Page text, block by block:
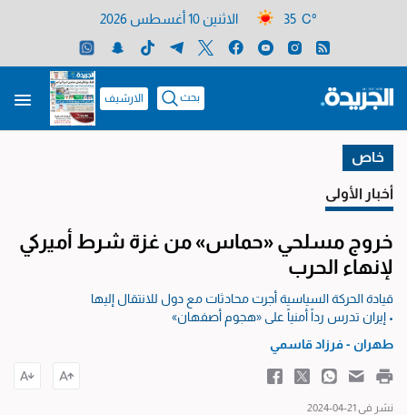
35 C° الاثنين 10 أغسطس 2026
بحث الارشيف
خاص
أخبار الأولى
خروج مسلحي «حماس» من غزة شرط أميركي
لإنهاء الحرب
قيادة الحركة السياسية أجرت محادثات مع دول للانتقال إليها
• إيران تدرس رداً أمنياً على «هجوم أصفهان»
طهران - فرزاد قاسمي
نشر في 21-04-2024